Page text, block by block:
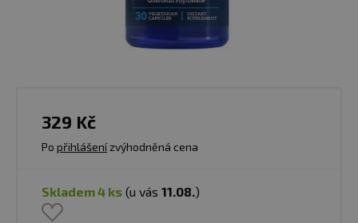
329 Kč
Po přihlášenízvýhodněná cena
skladem 4 ks (u vás 11.08.)